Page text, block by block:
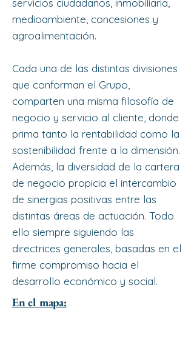
servicios ciudadanos, inmobiliaria,
medioambiente, concesiones y
agroalimentación.
Cada una de las distintas divisiones
que conforman el Grupo,
comparten una misma filosofía de
negocio y servicio al cliente, donde
prima tanto la rentabilidad como la
sostenibilidad frente a la dimensión.
Además, la diversidad de la cartera
de negocio propicia el intercambio
de sinergias positivas entre las
distintas áreas de actuación. Todo
ello siempre siguiendo las
directrices generales, basadas en el
firme compromiso hacia el
desarrollo económico y social.
En el mapa: